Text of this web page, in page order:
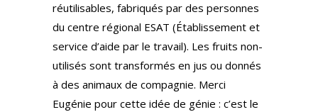
réutilisables, fabriqués par des personnes
du centre régional ESAT (Établissement et
service d’aide par le travail). Les fruits non-
utilisés sont transformés en jus ou donnés
à des animaux de compagnie. Merci
Eugénie pour cette idée de génie : c’est le